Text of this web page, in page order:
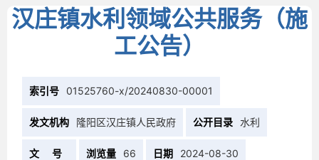
汉庄镇水利领域公共服务（施
工公告）
索引号 01525760-x/20240830-00001
发文机构 隆阳区汉庄镇人民政府 公开目录 水利
文 号 浏览量 66 日期 2024-08-30